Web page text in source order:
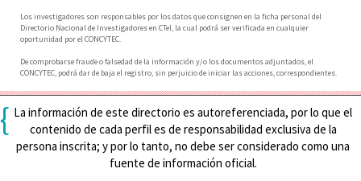
Los investigadores son responsables por los datos que consignen en la ficha personal del
Directorio Nacional de Investigadores en CTeI, la cual podrá ser verificada en cualquier
oportunidad por el CONCYTEC.
De comprobarse fraude o falsedad de la información y/o los documentos adjuntados, el
CONCYTEC, podrá dar de baja el registro, sin perjuicio de iniciar las acciones, correspondientes.
{ La información de este directorio es autoreferenciada, por lo que el
contenido de cada perfil es de responsabilidad exclusiva de la
persona inscrita; y por lo tanto, no debe ser considerado como una
fuente de información oficial.